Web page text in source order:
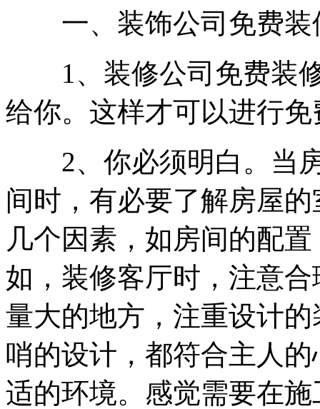
一、装饰公司免费装
1、装修公司免费装修
给你。这样才可以进行
2、你必须明白。当房
间时，有必要了解房屋
几个因素，如房间的配
如，装修客厅时，注意
量大的地方，注重设计
哨的设计，都符合主人
适的环境。感觉需要在